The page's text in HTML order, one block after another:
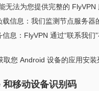
无法为您提供完整的 FlyVPN
载信息：我们监测节点服务
信息：FlyVPN 通过“联系我们
您 Android 设备的应用安装
移动设备识别码